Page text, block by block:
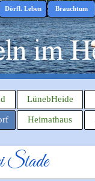
▼
Dörfl. Leben ▼
Brauchtum
LünebHeide
Heimathaus
Stade